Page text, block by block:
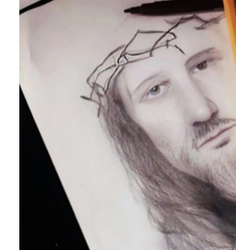
WN
WN
TEBING
TINGGI